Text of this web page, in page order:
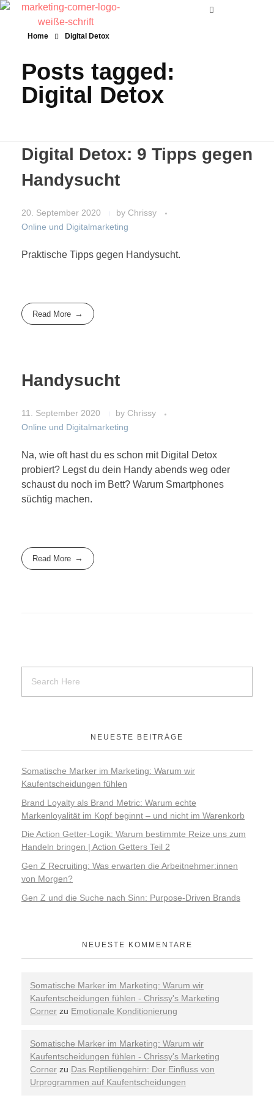
Home Digital Detox
Posts tagged:
Digital Detox
Digital Detox: 9 Tipps gegen
Handysucht
20. September 2020 by Chrissy
Online und Digitalmarketing
Praktische Tipps gegen Handysucht.
Read More
Handysucht
11. September 2020 by Chrissy
Online und Digitalmarketing
Na, wie oft hast du es schon mit Digital Detox
probiert? Legst du dein Handy abends weg oder
schaust du noch im Bett? Warum Smartphones
süchtig machen.
Read More
NEUESTE BEITRÄGE
Somatische Marker im Marketing: Warum wir
Kaufentscheidungen fühlen
Brand Loyalty als Brand Metric: Warum echte
Markenloyalität im Kopf beginnt – und nicht im Warenkorb
Die Action Getter-Logik: Warum bestimmte Reize uns zum
Handeln bringen | Action Getters Teil 2
Gen Z Recruiting: Was erwarten die Arbeitnehmer:innen
von Morgen?
Gen Z und die Suche nach Sinn: Purpose-Driven Brands
NEUESTE KOMMENTARE
Somatische Marker im Marketing: Warum wir
Kaufentscheidungen fühlen - Chrissy's Marketing
Corner zu Emotionale Konditionierung
Somatische Marker im Marketing: Warum wir
Kaufentscheidungen fühlen - Chrissy's Marketing
Corner zu Das Reptiliengehirn: Der Einfluss von
Urprogrammen auf Kaufentscheidungen